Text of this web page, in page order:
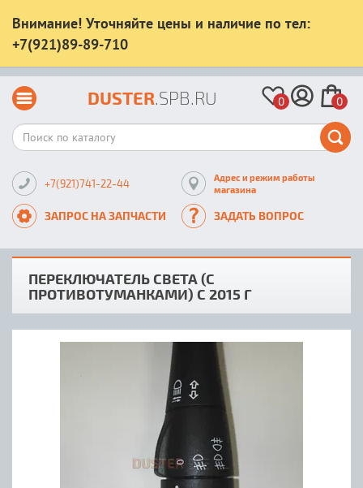
Внимание! Уточняйте цены и наличие по тел:
+7(921)89-89-710
DUSTER.SPB.RU 0 0
+7(921)741-22-44
Адрес и режим работы
магазина
ЗАПРОС НА ЗАПЧАСТИ ЗАДАТЬ ВОПРОС
ПЕРЕКЛЮЧАТЕЛЬ СВЕТА (С
ПРОТИВОТУМАНКАМИ) С 2015 Г